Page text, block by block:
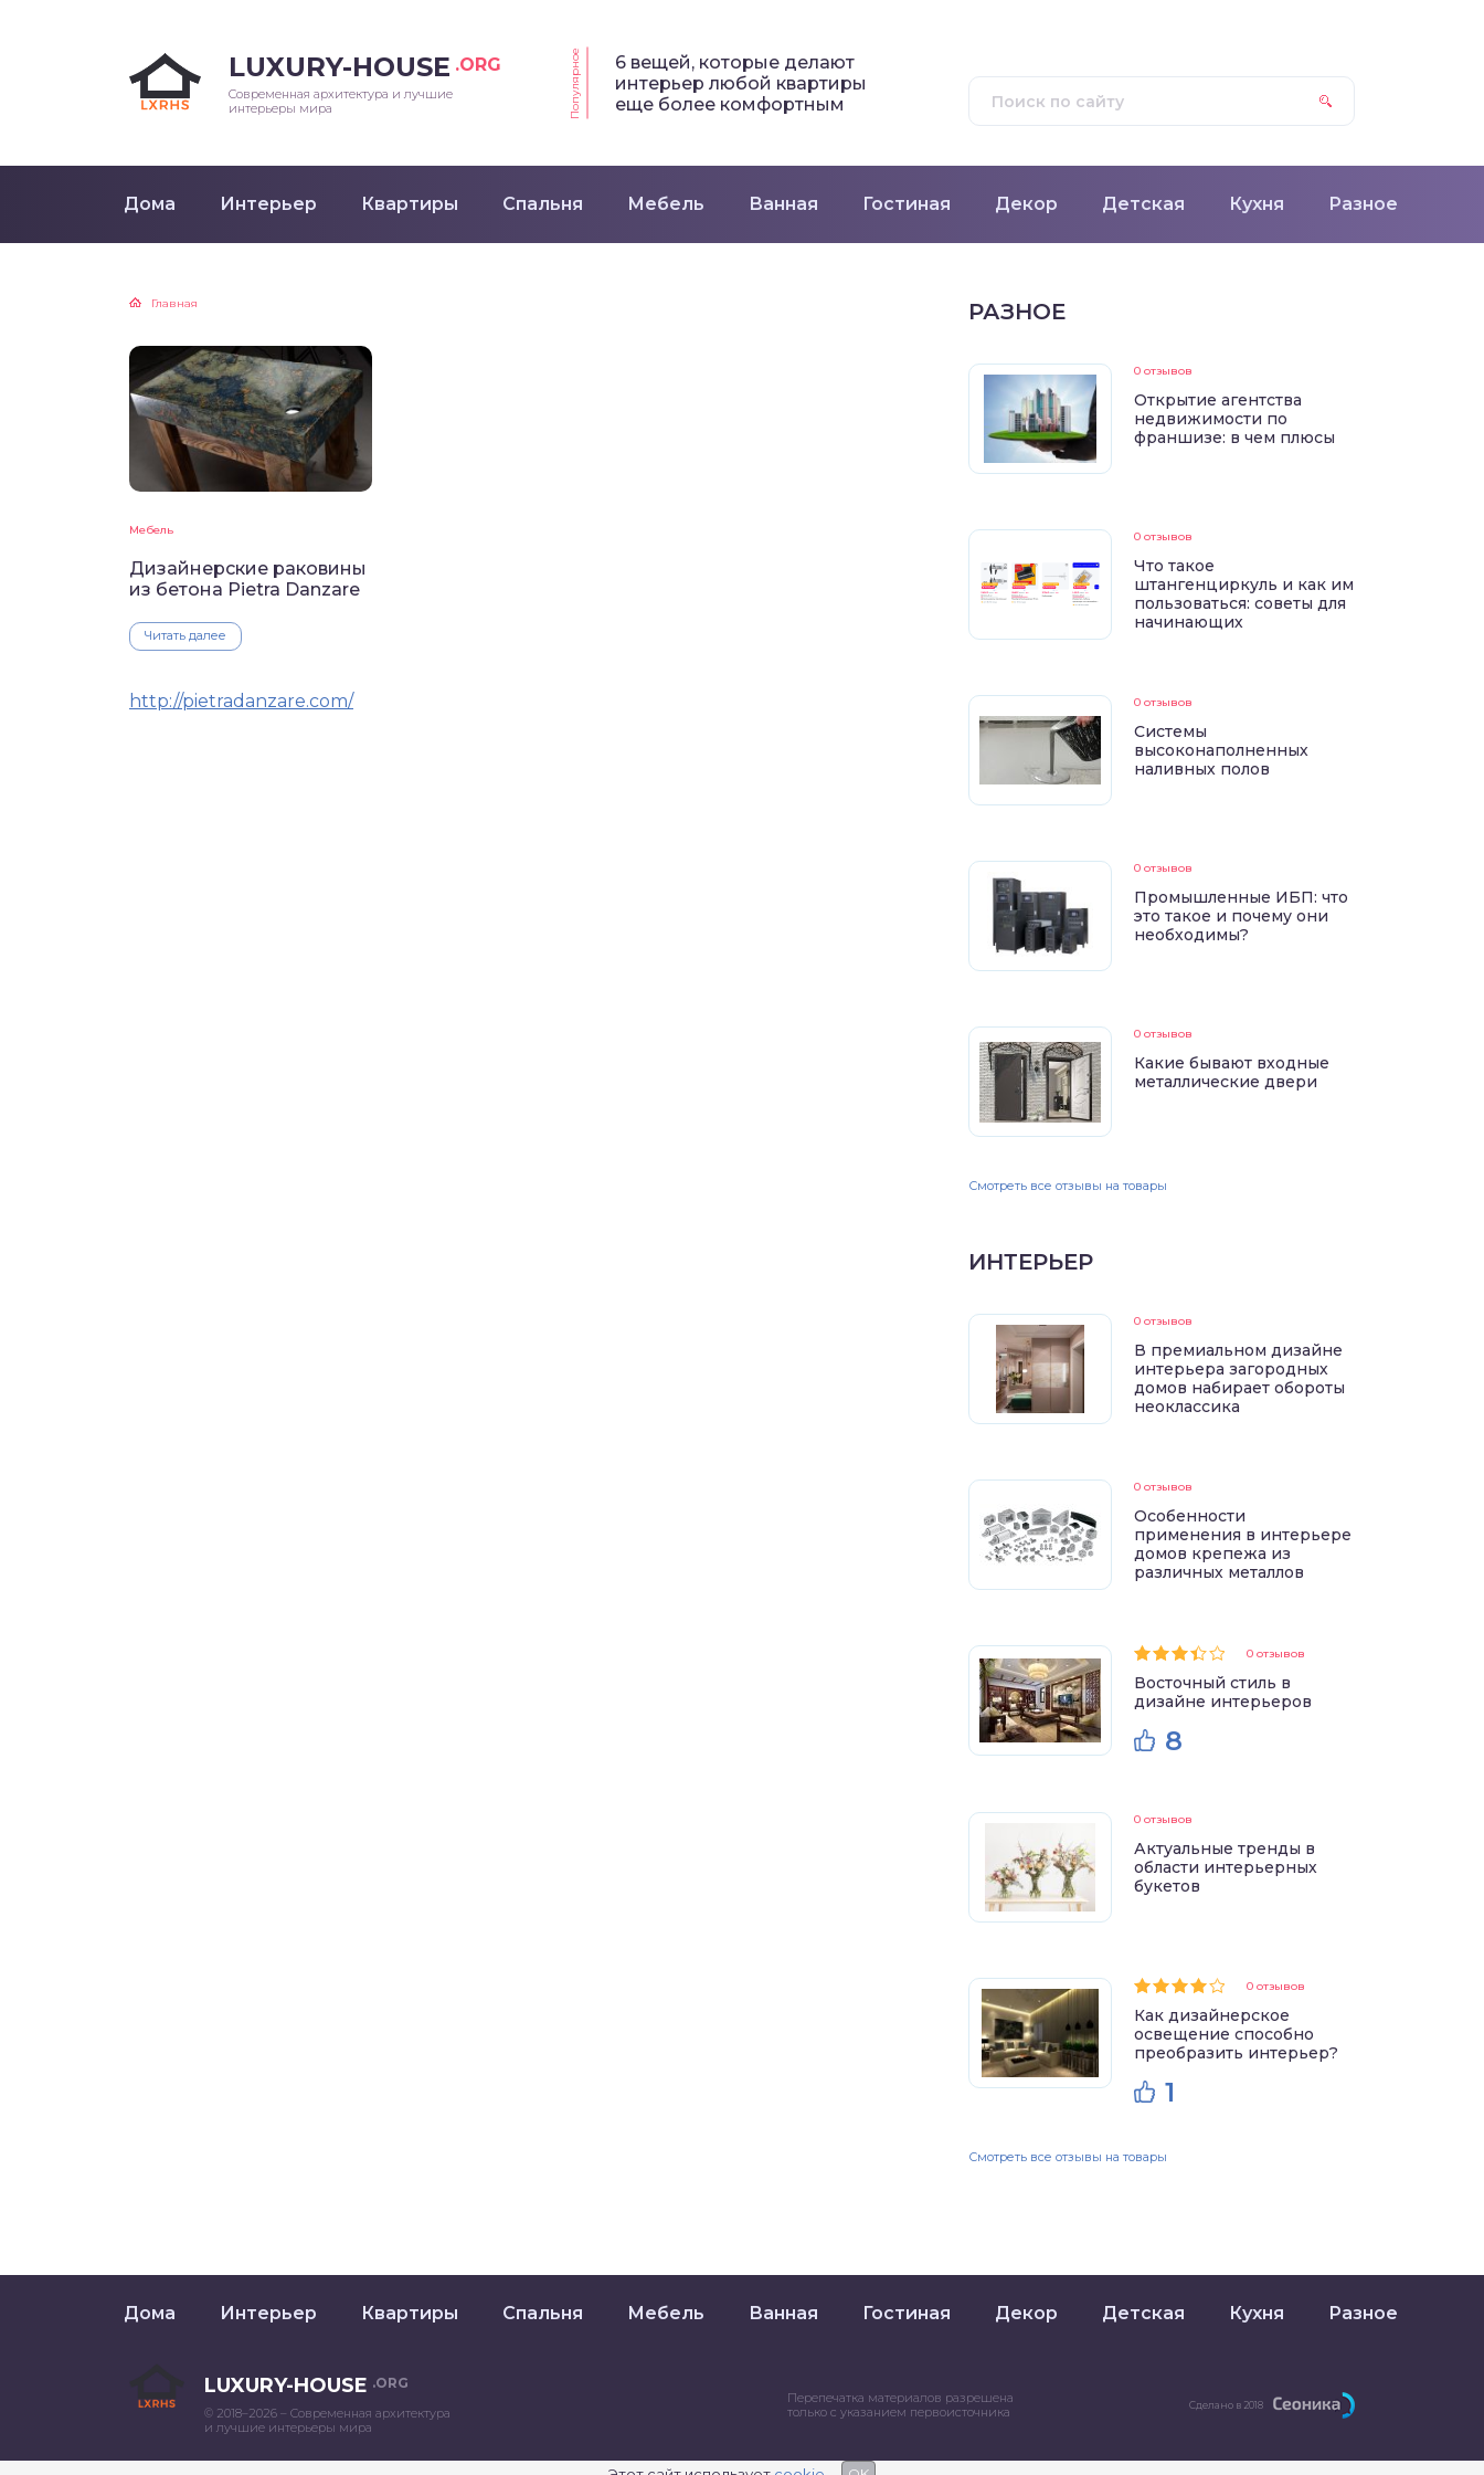
LUXURY-HOUSE .ORG
Современная архитектура и лучшие
интерьеры мира
Популярное
6 вещей, которые делают
интерьер любой квартиры
еще более комфортным
Дома Интерьер Квартиры Спальня Мебель Ванная Гостиная Декор Детская Кухня Разное
Главная
Мебель
Дизайнерские раковины
из бетона Pietra Danzare
Читать далее
http://pietradanzare.com/
РАЗНОЕ
0 отзывов
Открытие агентства
недвижимости по
франшизе: в чем плюсы
0 отзывов
Что такое
штангенциркуль и как им
пользоваться: советы для
начинающих
0 отзывов
Системы
высоконаполненных
наливных полов
0 отзывов
Промышленные ИБП: что
это такое и почему они
необходимы?
0 отзывов
Какие бывают входные
металлические двери
Смотреть все отзывы на товары
ИНТЕРЬЕР
0 отзывов
В премиальном дизайне
интерьера загородных
домов набирает обороты
неоклассика
0 отзывов
Особенности
применения в интерьере
домов крепежа из
различных металлов
0 отзывов
Восточный стиль в
дизайне интерьеров
8
0 отзывов
Актуальные тренды в
области интерьерных
букетов
0 отзывов
Как дизайнерское
освещение способно
преобразить интерьер?
1
Смотреть все отзывы на товары
Дома Интерьер Квартиры Спальня Мебель Ванная Гостиная Декор Детская Кухня Разное
LUXURY-HOUSE .ORG
© 2018–2026 – Современная архитектура
и лучшие интерьеры мира
Перепечатка материалов разрешена
только с указанием первоисточника
Сделано в 2018